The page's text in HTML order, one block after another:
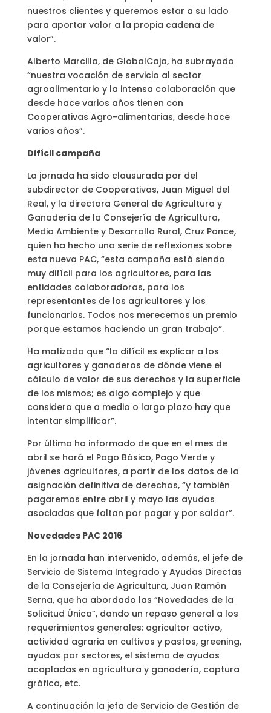
nuestros clientes y queremos estar a su lado
para aportar valor a la propia cadena de
valor”.
Alberto Marcilla, de GlobalCaja, ha subrayado
“nuestra vocación de servicio al sector
agroalimentario y la intensa colaboración que
desde hace varios años tienen con
Cooperativas Agro-alimentarias, desde hace
varios años”.
Difícil campaña
La jornada ha sido clausurada por del
subdirector de Cooperativas, Juan Miguel del
Real, y la directora General de Agricultura y
Ganadería de la Consejería de Agricultura,
Medio Ambiente y Desarrollo Rural, Cruz Ponce,
quien ha hecho una serie de reflexiones sobre
esta nueva PAC, “esta campaña está siendo
muy difícil para los agricultores, para las
entidades colaboradoras, para los
representantes de los agricultores y los
funcionarios. Todos nos merecemos un premio
porque estamos haciendo un gran trabajo”.
Ha matizado que “lo difícil es explicar a los
agricultores y ganaderos de dónde viene el
cálculo de valor de sus derechos y la superficie
de los mismos; es algo complejo y que
considero que a medio o largo plazo hay que
intentar simplificar”.
Por último ha informado de que en el mes de
abril se hará el Pago Básico, Pago Verde y
jóvenes agricultores, a partir de los datos de la
asignación definitiva de derechos, “y también
pagaremos entre abril y mayo las ayudas
asociadas que faltan por pagar y por saldar”.
Novedades PAC 2016
En la jornada han intervenido, además, el jefe de
Servicio de Sistema Integrado y Ayudas Directas
de la Consejería de Agricultura, Juan Ramón
Serna, que ha abordado las “Novedades de la
Solicitud Única”, dando un repaso general a los
requerimientos generales: agricultor activo,
actividad agraria en cultivos y pastos, greening,
ayudas por sectores, el sistema de ayudas
acopladas en agricultura y ganadería, captura
gráfica, etc.
A continuación la jefa de Servicio de Gestión de